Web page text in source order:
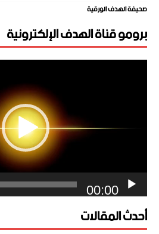
صحيفة الهدف الورقية
برومو قناة الهدف الإلكترونية
مشغل
00:00
أحدث المقالات